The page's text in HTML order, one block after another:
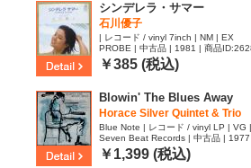
シンデレラ・サマー
石川優子
| レコード / vinyl 7inch | NM | EX
PROBE | 中古品 | 1981 | 商品
￥385 (税込)
Blowin' The Blues Away
Horace Silver Quintet & Trio
Blue Note | レコード / vinyl LP | VG
Seven Beat Records | 中古品 |
￥1,399 (税込)